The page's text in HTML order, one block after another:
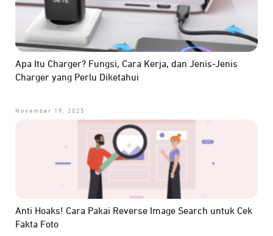
Apa Itu Charger? Fungsi, Cara Kerja, dan Jenis-Jenis
Charger yang Perlu Diketahui
November 19, 2025
Anti Hoaks! Cara Pakai Reverse Image Search untuk Cek
Fakta Foto